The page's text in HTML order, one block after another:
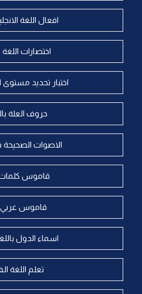
افعال اللغة
اختصارات اللغة
اختبار تحديد مستوى
حروف العلة
الاصوات الصحيحة
قاموس كلمات
قاموس عربي
اسماء الدول
تعلم اللغة